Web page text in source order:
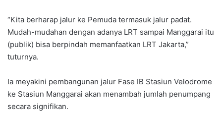
“Kita berharap jalur ke Pemuda termasuk jalur padat.
Mudah-mudahan dengan adanya LRT sampai Manggarai itu
(publik) bisa berpindah memanfaatkan LRT Jakarta,”
tuturnya.
Ia meyakini pembangunan jalur Fase IB Stasiun Velodrome
ke Stasiun Manggarai akan menambah jumlah penumpang
secara signifikan.